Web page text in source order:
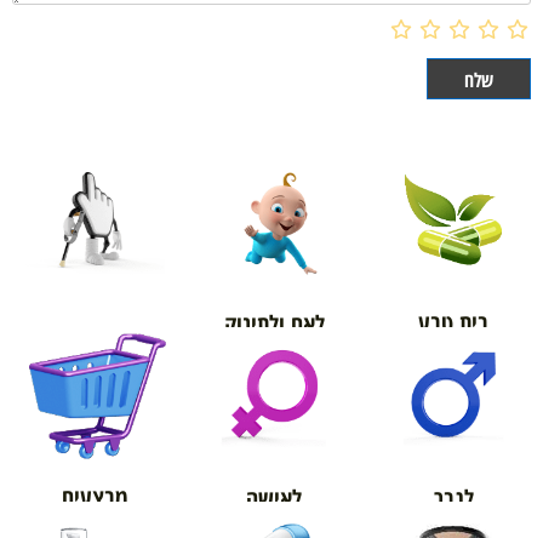
בית טבע לאם ולתינוק
אורטופדיה
לגבר לאישה מבצעים